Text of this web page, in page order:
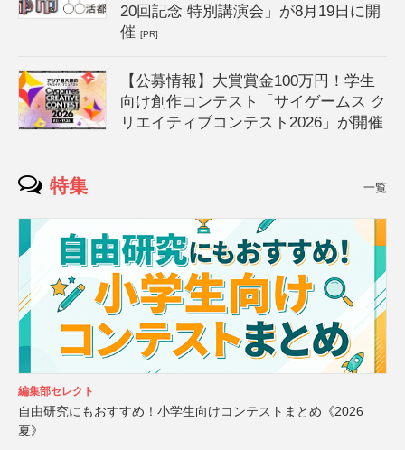
20回記念 特別講演会」が8月19日に開
催[PR]
【公募情報】大賞賞金100万円！学生
向け創作コンテスト「サイゲームス ク
リエイティブコンテスト2026」が開催
特集 一覧
編集部セレクト
自由研究にもおすすめ！小学生向けコンテストまとめ《2026
夏》